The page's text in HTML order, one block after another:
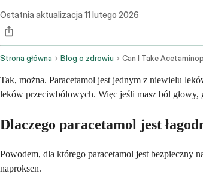
Ostatnia aktualizacja 11 lutego 2026
Strona główna Blog o zdrowiu Can I Take
Tak, można. Paracetamol jest jednym z niewielu
leków przeciwbólowych. Więc jeśli masz ból głowy,
Dlaczego paracetamol jest
Powodem, dla którego paracetamol jest bezpieczny
naproksen.